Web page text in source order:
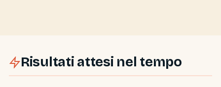
Risultati attesi nel tempo